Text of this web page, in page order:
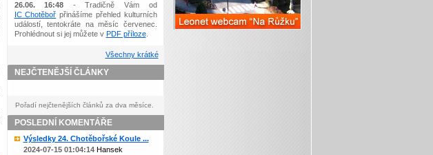
26.06. 16:48 - Tradičně Vám od
IC Chotěboř přinášíme přehled kulturních
událostí, tentokráte na měsíc červenec.
Prohlédnout si jej můžete v PDF příloze.
Všechny krátké
NEJČTENĚJŠÍ ČLÁNKY
Pořadí nejčtenějších článků za dva měsíce.
POSLEDNÍ KOMENTÁŘE
Výsledky 24. Chotěbořské Koule ...
2024-07-15 01:04:14Hansek